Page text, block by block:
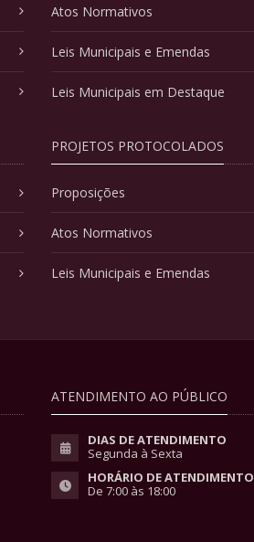
Atos Normativos
Leis Municipais e Emendas
Leis Municipais em Destaque
PROJETOS PROTOCOLADOS
Proposições
Atos Normativos
Leis Municipais e Emendas
ATENDIMENTO AO PÚBLICO
DIAS DE ATENDIMENTO
Segunda à Sexta
HORÁRIO DE ATENDIMENTO
De 7:00 às 18:00